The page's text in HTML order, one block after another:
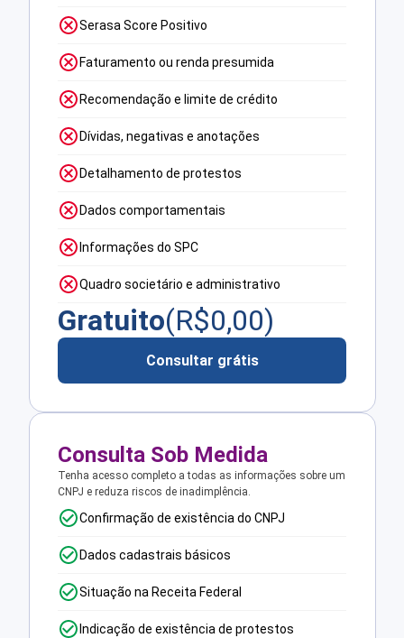
Serasa Score Positivo
Faturamento ou renda presumida
Recomendação e limite de crédito
Dívidas, negativas e anotações
Detalhamento de protestos
Dados comportamentais
Informações do SPC
Quadro societário e administrativo
Gratuito(R$0,00)
Consultar grátis
Consulta Sob Medida
Tenha acesso completo a todas as informações sobre um
CNPJ e reduza riscos de inadimplência.
Confirmação de existência do CNPJ
Dados cadastrais básicos
Situação na Receita Federal
Indicação de existência de protestos